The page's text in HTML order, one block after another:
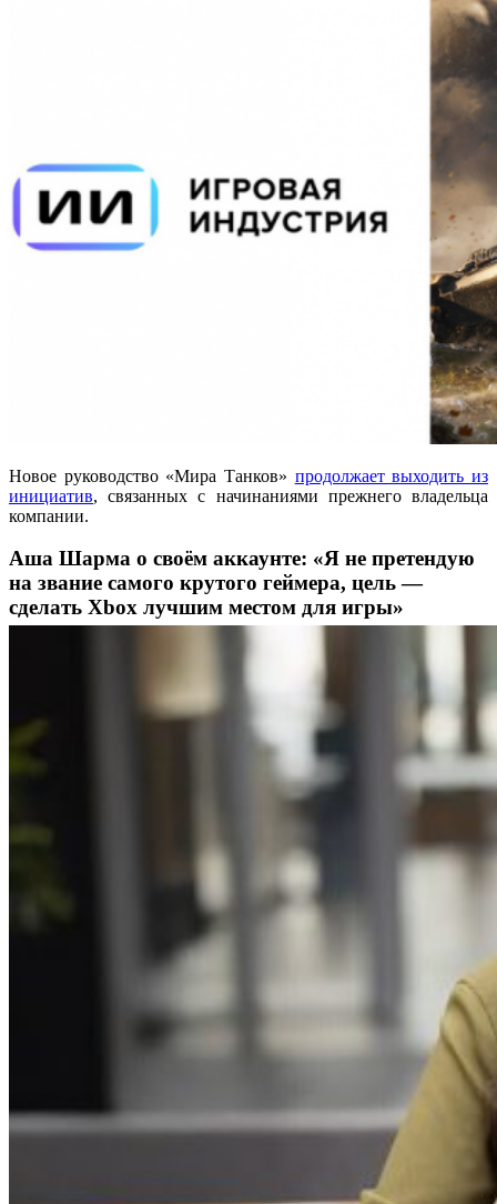
Новое руководство «Мира Танков» продолжает выходить из
инициатив, связанных с начинаниями прежнего владельца
компании.
Аша Шарма о своём аккаунте: «Я не претендую
на звание самого крутого геймера, цель —
сделать Xbox лучшим местом для игры»